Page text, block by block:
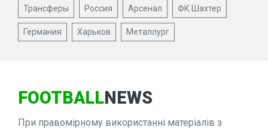
Трансферы Россия Арсенал ФК Шахтер
Германия Харьков Металлург
FOOTBALLNEWS
При правомірному використанні матеріалів з